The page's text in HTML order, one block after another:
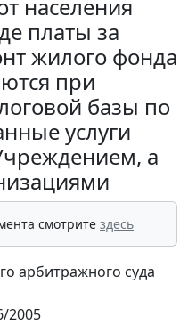
населения
платы за
жилого фонда
при
базы по
услуги
а
смотрите здесь
арбитражного суда
2005